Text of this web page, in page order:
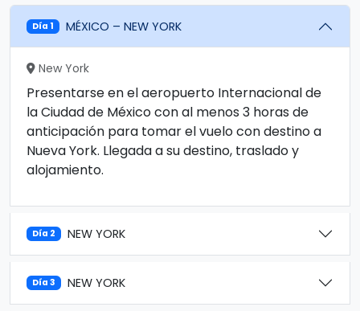
Día 1 MÉXICO – NEW YORK
New York
Presentarse en el aeropuerto Internacional de
la Ciudad de México con al menos 3 horas de
anticipación para tomar el vuelo con destino a
Nueva York. Llegada a su destino, traslado y
alojamiento.
Día 2 NEW YORK
Día 3 NEW YORK